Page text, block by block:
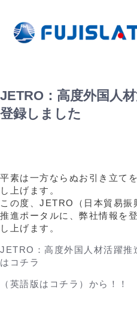
JETRO：高度外国人
登録しました
平素は一方ならぬお引き立て
し上げます。
この度、JETRO（日本貿易振
推進ポータルに、弊社情報を
し上げます。
JETRO：高度外国人材活躍推
はコチラ
（英語版はコチラ）から！！